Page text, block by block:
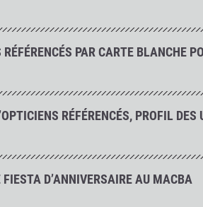
PAR CARTE BLANCHE
RÉFÉRENCÉS, PROFIL
D’ANNIVERSAIRE AU MACBA